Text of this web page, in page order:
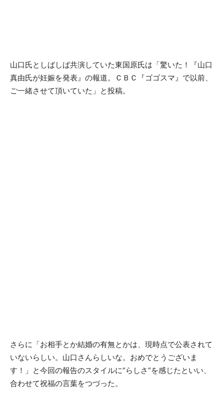
山口氏としばしば共演していた東国原氏は「驚いた！『山口
真由氏が妊娠を発表』の報道。ＣＢＣ『ゴゴスマ』で以前、
ご一緒させて頂いていた」と投稿。
さらに「お相手とか結婚の有無とかは、現時点で公表されて
いないらしい。山口さんらしいな。おめでとうございま
す！」と今回の報告のスタイルに“らしさ”を感じたといい、
合わせて祝福の言葉をつづった。